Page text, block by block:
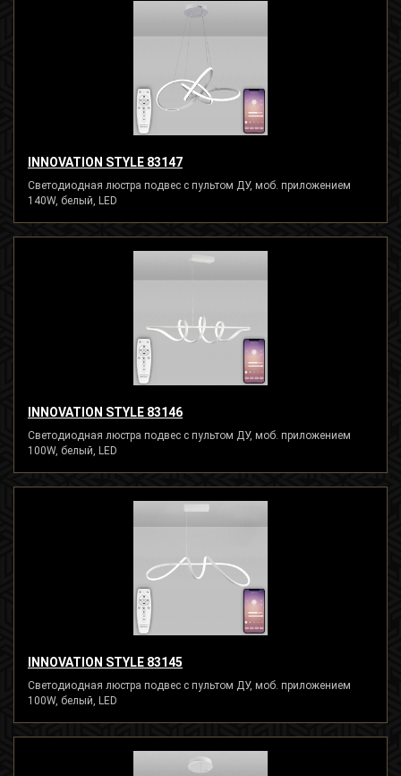
INNOVATION STYLE 83147
Светодиодная люстра подвес с пультом ДУ, моб. приложением
140W, белый, LED
INNOVATION STYLE 83146
Светодиодная люстра подвес с пультом ДУ, моб. приложением
100W, белый, LED
INNOVATION STYLE 83145
Светодиодная люстра подвес с пультом ДУ, моб. приложением
100W, белый, LED